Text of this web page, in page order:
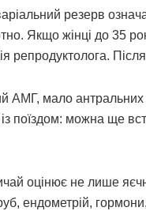
резерв
Якщо жінці до 35
репродуктолога.
АМГ, мало антральних
поїздом: можна ще
оцінює не лише
ендометрій,